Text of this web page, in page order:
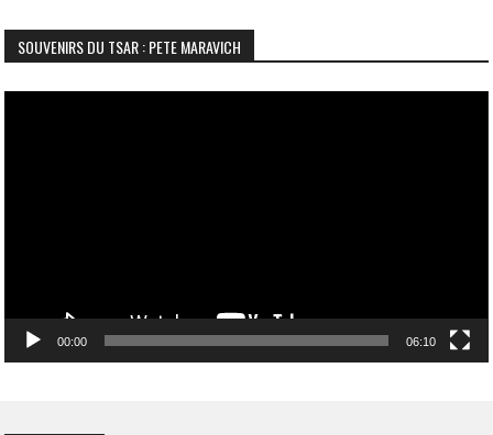
SOUVENIRS DU TSAR : PETE MARAVICH
00:00 06:10